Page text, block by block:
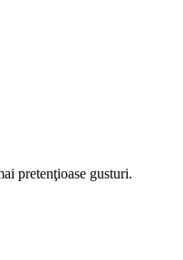
pretenţioase gusturi.